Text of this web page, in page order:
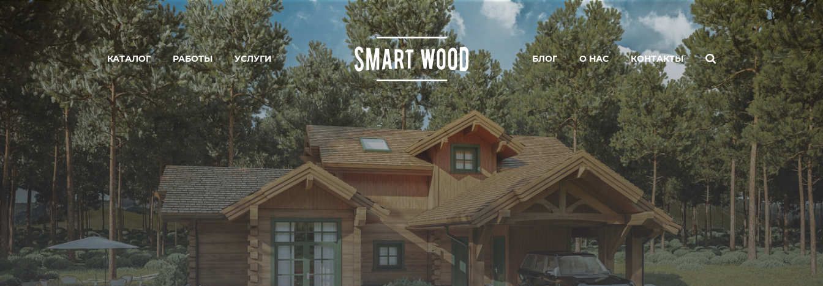
КАТАЛОГ
ДОМ
БАНЯ
ГОСТЕВОЙ ДОМ-БАНЯ
ГОСТИНИЦА
КОММЕРЧЕСКАЯ БАНЯ
РЕСТОРАН
РАБОТЫ УСЛУГИ
ПРОЕКТИРОВАНИЕ
ПРОИЗВОДСТВО
СТРОИТЕЛЬСТВО
УСЛУГИ И ЦЕНЫ
БЛОГ О НАС КОНТАКТЫ